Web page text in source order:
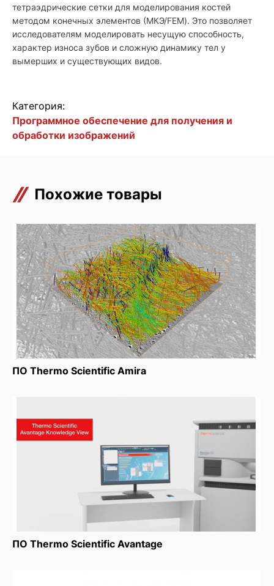
тетраэдрические сетки для моделирования костей
методом конечных элементов (МКЭ/FEM). Это позволяет
исследователям моделировать несущую способность,
характер износа зубов и сложную динамику тел у
вымерших и существующих видов.
Категория:
Программное обеспечение для получения и
обработки изображений
Похожие товары
ПО Thermo Scientific Amira
ПО Thermo Scientific Avantage